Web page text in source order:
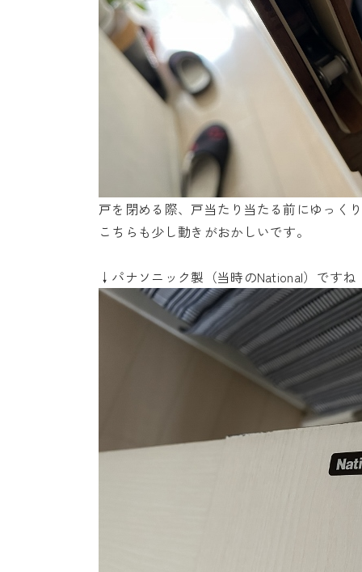
戸を閉める際、戸当たり当たる前にゆっく
こちらも少し動きがおかしいです。
↓パナソニック製（当時のNational）ですね